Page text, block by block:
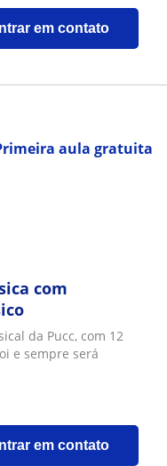
em contato
aula gratuita
com
da Pucc, com 12
e sempre será
em contato